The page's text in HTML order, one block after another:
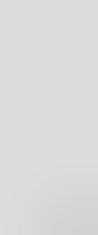
Finalista
Volpi,